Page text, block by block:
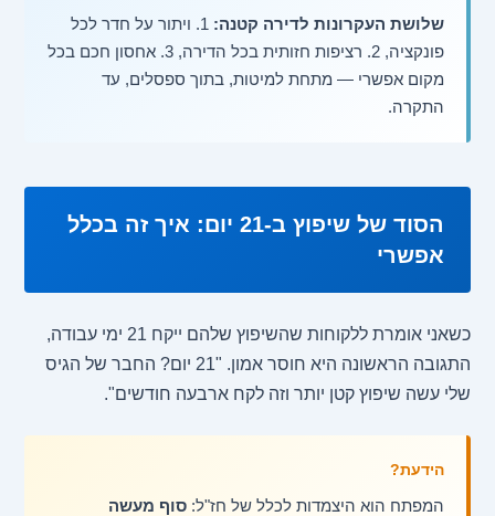
שלושת העקרונות לדירה קטנה:
1. ויתור על חדר לכל
פונקציה, 2. רציפות חזותית בכל הדירה, 3. אחסון חכם בכל
מקום אפשרי — מתחת למיטות, בתוך ספסלים, עד
התקרה.
הסוד של שיפוץ ב-21 יום: איך זה בכלל
אפשרי
כשאני אומרת ללקוחות שהשיפוץ שלהם ייקח 21 ימי עבודה,
התגובה הראשונה היא חוסר אמון. "21 יום? החבר של הגיס
שלי עשה שיפוץ קטן יותר וזה לקח ארבעה חודשים".
הידעת?
המפתח הוא היצמדות לכלל של חז"ל:סוף מעשה